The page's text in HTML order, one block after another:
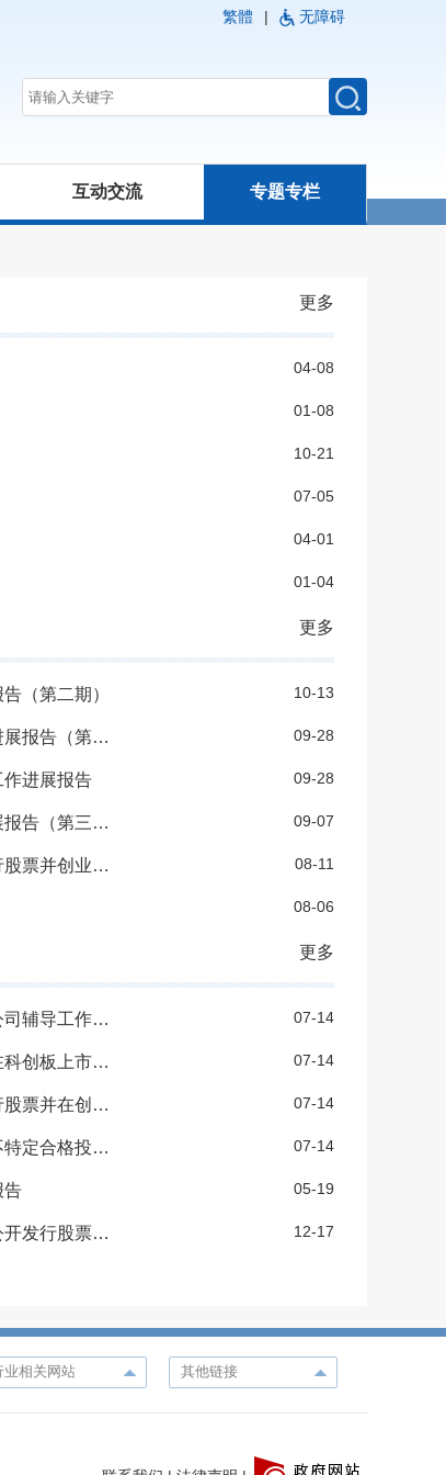
繁體 | 无障碍
互动交流 专题专栏
更多
04-08
01-08
10-21
07-05
04-01
01-04
更多
（第二期） 10-13
中信证券股份有限公司关于沈阳富创精密设备股份有限公司的辅导工作进展报告（第三期） 09-28
进展报告 09-28
民生证券股份有限公司关于沈阳宏远电磁线股份有限公司的辅导工作进展报告（第三期） 09-07
信达证券股份有限公司关于沈阳美嘉信息科技股份有限公司首次公开发行股票并创业板上市之辅导工作进展报告（第二期） 08-11
08-06
更多
申万宏源证券承销保荐有限责任公司关于沈阳来金汽车零部件股份有限公司辅导工作总结报告 07-14
招商证券股份有限公司关于拓荆科技股份有限公司首次公开发行股票并在科创板上市辅导工作总结报告 07-14
长江证券承销保荐有限公司关于沈阳天安科技股份有限公司首次公开发行股票并在创业板上市辅导工作总结报告 07-14
申万宏源证券保荐有限责任公司关于沈阳隆基电磁科技股份有限公司向不特定合格投资者公开发行股票并在精选层挂牌辅导工作总结报告 07-14
告 05-19
招商证券股份有限公司关于中国科学院沈阳科学仪器股份有限公司首次公开发行股票并在科创板上市辅导工作总结报告 12-17